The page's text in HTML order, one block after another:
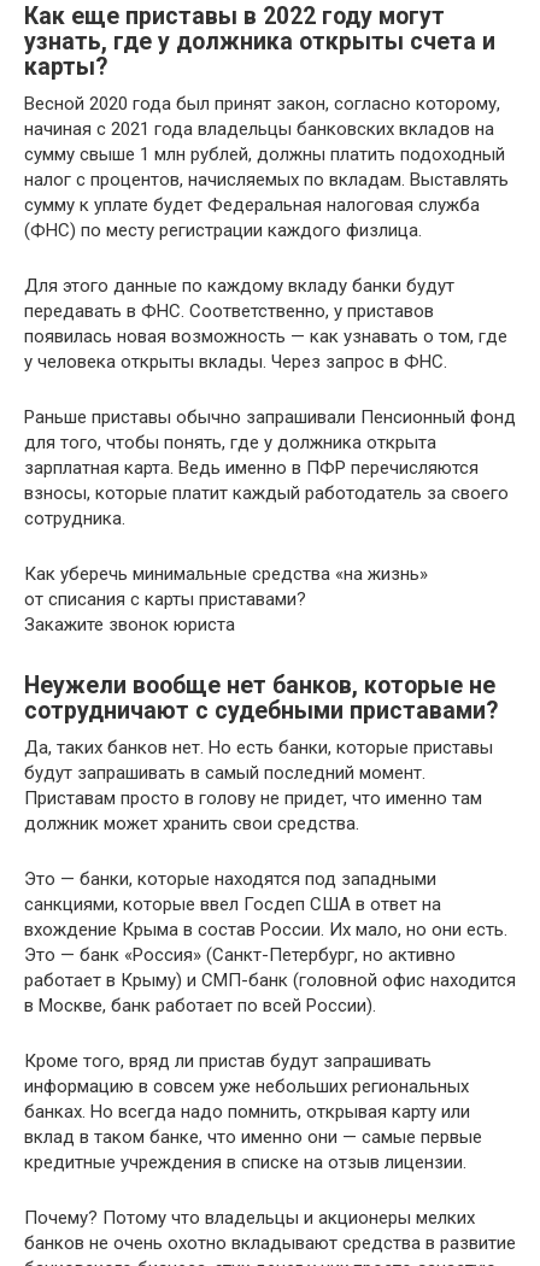
Как еще приставы в 2022 году могут
узнать, где у должника открыты счета и
карты?
Весной 2020 года был принят закон, согласно которому,
начиная с 2021 года владельцы банковских вкладов на
сумму свыше 1 млн рублей, должны платить подоходный
налог с процентов, начисляемых по вкладам. Выставлять
сумму к уплате будет Федеральная налоговая служба
(ФНС) по месту регистрации каждого физлица.
Для этого данные по каждому вкладу банки будут
передавать в ФНС. Соответственно, у приставов
появилась новая возможность — как узнавать о том, где
у человека открыты вклады. Через запрос в ФНС.
Раньше приставы обычно запрашивали Пенсионный фонд
для того, чтобы понять, где у должника открыта
зарплатная карта. Ведь именно в ПФР перечисляются
взносы, которые платит каждый работодатель за своего
сотрудника.
Как уберечь минимальные средства «на жизнь»
от списания с карты приставами?
Закажите звонок юриста
Неужели вообще нет банков, которые не
сотрудничают с судебными приставами?
Да, таких банков нет. Но есть банки, которые приставы
будут запрашивать в самый последний момент.
Приставам просто в голову не придет, что именно там
должник может хранить свои средства.
Это — банки, которые находятся под западными
санкциями, которые ввел Госдеп США в ответ на
вхождение Крыма в состав России. Их мало, но они есть.
Это — банк «Россия» (Санкт-Петербург, но активно
работает в Крыму) и СМП-банк (головной офис находится
в Москве, банк работает по всей России).
Кроме того, вряд ли пристав будут запрашивать
информацию в совсем уже небольших региональных
банках. Но всегда надо помнить, открывая карту или
вклад в таком банке, что именно они — самые первые
кредитные учреждения в списке на отзыв лицензии.
Почему? Потому что владельцы и акционеры мелких
банков не очень охотно вкладывают средства в развитие